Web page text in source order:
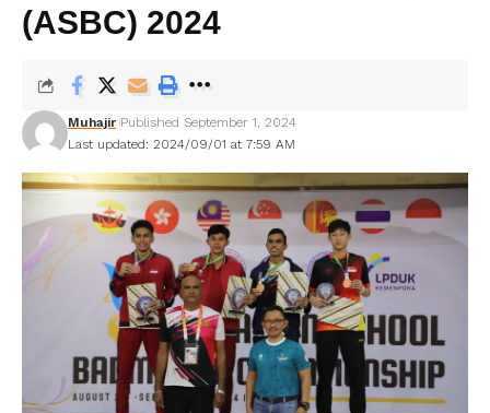
(ASBC) 2024
Last updated: 2024/09/01 at 7:59 AM
Muhajir Published September 1, 2024